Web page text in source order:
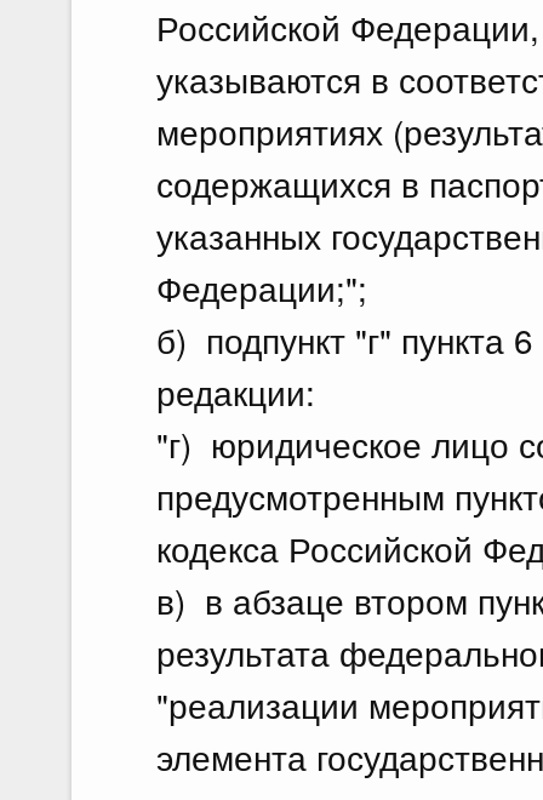
Российской
указываются в
мероприятиях
содержащихся в
указанных
Федерации;";
б) подпункт "г" пункта
редакции:
"г) юридическое лицо
предусмотренным
кодекса Российской
в) в абзаце втором
результата
"реализации
элемента